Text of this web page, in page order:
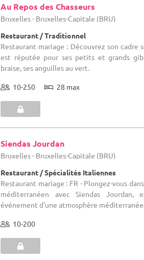
Au Repos des Chasseurs
Bruxelles - Bruxelles-Capitale (BRU)
Restaurant / Traditionnel
Restaurant mariage : Découvrez son cadre
est réputée pour ses petits et grands
braise, ses anguilles au vert.
10-250 28 max
Siendas Jourdan
Bruxelles - Bruxelles-Capitale (BRU)
Restaurant / Spécialités Italiennes
Restaurant mariage : FR - Plongez-vous
méditerranéen avec Siendas Jourdan,
événement d'une atmosphère
10-200